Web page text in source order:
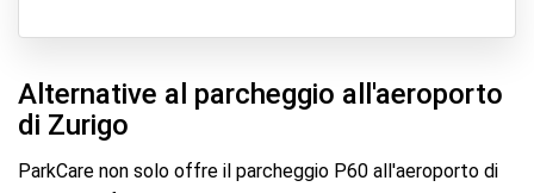
Alternative al parcheggio all'aeroporto
di Zurigo
ParkCare non solo offre il parcheggio P60 all'aeroporto di